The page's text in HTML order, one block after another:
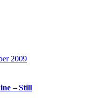
2009
– Still